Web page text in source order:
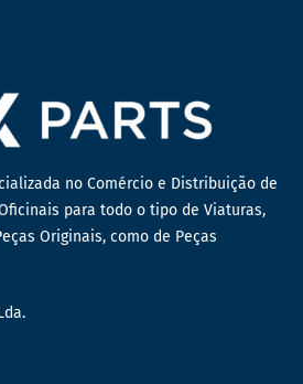
no Comércio e Distribuição de
para todo o tipo de Viaturas,
Originais, como de Peças